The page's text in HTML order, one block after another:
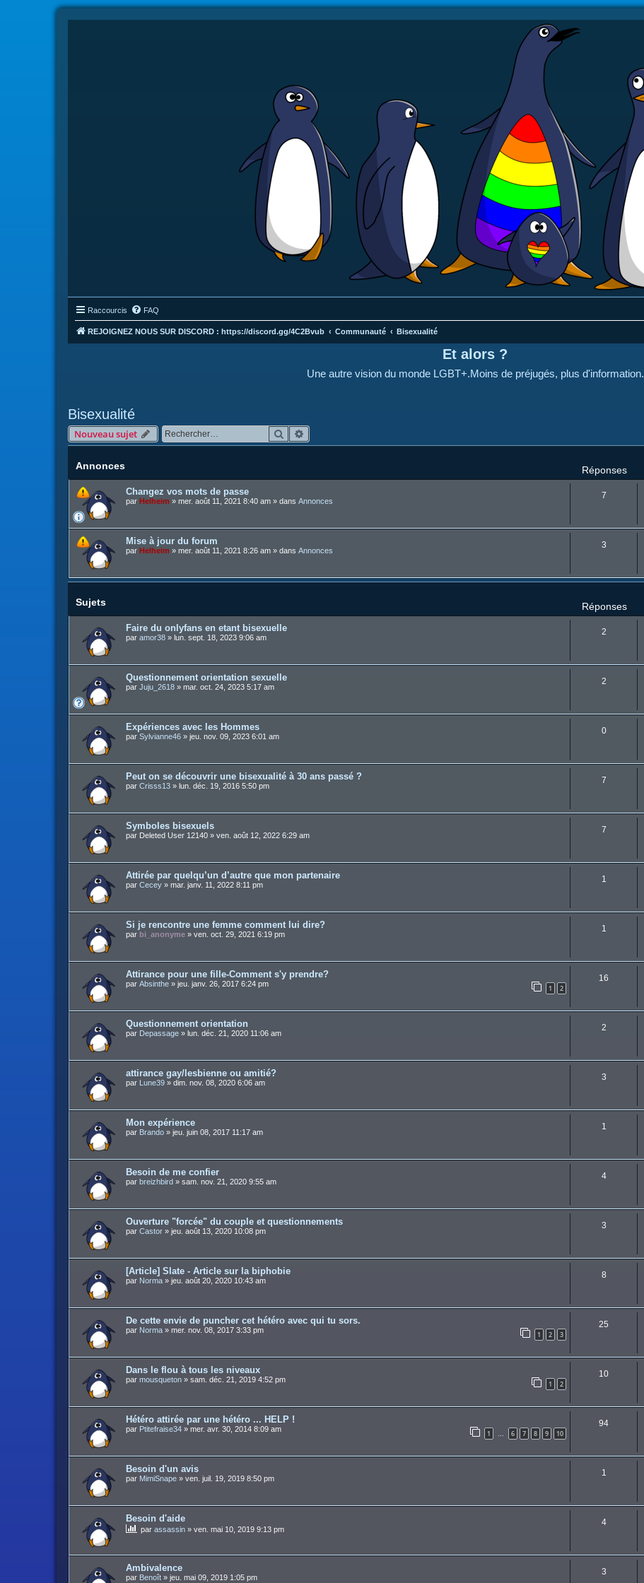
Raccourcis FAQ
REJOIGNEZ NOUS SUR DISCORD : https://discord.gg/4C2Bvub Communauté Bisexualité
Et alors ?
Une autre vision du monde LGBT+.Moins de préjugés, plus d'information.
Bisexualité
Nouveau sujet Rechercher
Annonces Réponses
Changez vos mots de passe
par Helheim » mer. août 11, 2021 8:40 am » dans Annonces
7
Mise à jour du forum
par Helheim » mer. août 11, 2021 8:26 am » dans Annonces
3
Sujets Réponses
Faire du onlyfans en etant bisexuelle
par amor38 » lun. sept. 18, 2023 9:06 am
2
Questionnement orientation sexuelle
par Juju_2618 » mar. oct. 24, 2023 5:17 am
2
Expériences avec les Hommes
par Sylvianne46 » jeu. nov. 09, 2023 6:01 am
0
Peut on se découvrir une bisexualité à 30 ans passé ?
par Crisss13 » lun. déc. 19, 2016 5:50 pm
7
Symboles bisexuels
par Deleted User 12140 » ven. août 12, 2022 6:29 am
7
Attirée par quelqu’un d’autre que mon partenaire
par Cecey » mar. janv. 11, 2022 8:11 pm
1
Si je rencontre une femme comment lui dire?
par bi_anonyme » ven. oct. 29, 2021 6:19 pm
1
Attirance pour une fille-Comment s'y prendre?
par Absinthe » jeu. janv. 26, 2017 6:24 pm 1 2
16
Questionnement orientation
par Depassage » lun. déc. 21, 2020 11:06 am
2
attirance gay/lesbienne ou amitié?
par Lune39 » dim. nov. 08, 2020 6:06 am
3
Mon expérience
par Brando » jeu. juin 08, 2017 11:17 am
1
Besoin de me confier
par breizhbird » sam. nov. 21, 2020 9:55 am
4
Ouverture "forcée" du couple et questionnements
par Castor » jeu. août 13, 2020 10:08 pm
3
[Article] Slate - Article sur la biphobie
par Norma » jeu. août 20, 2020 10:43 am
8
De cette envie de puncher cet hétéro avec qui tu sors.
par Norma » mer. nov. 08, 2017 3:33 pm 1 2 3
25
Dans le flou à tous les niveaux
par mousqueton » sam. déc. 21, 2019 4:52 pm 1 2
10
Hétéro attirée par une hétéro ... HELP !
par Ptitefraise34 » mer. avr. 30, 2014 8:09 am 1 … 6 7 8 9 10
94
Besoin d'un avis
par MimiSnape » ven. juil. 19, 2019 8:50 pm
1
Besoin d'aide
par assassin » ven. mai 10, 2019 9:13 pm
4
Ambivalence
par Benoît » jeu. mai 09, 2019 1:05 pm
3